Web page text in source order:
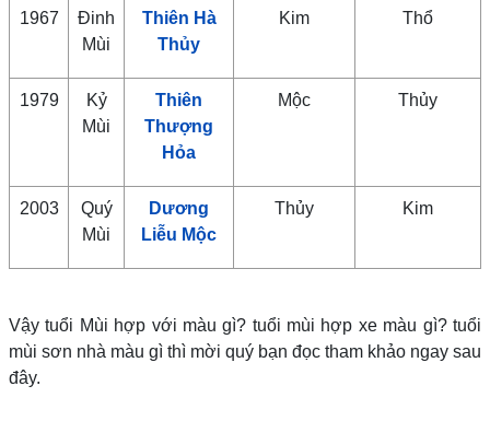
1967
Đinh
Mùi
Thiên Hà
Thủy
Kim Thổ
1979
Kỷ
Mùi
Thiên
Thượng
Hỏa
Mộc Thủy
2003
Quý
Mùi
Dương
Liễu Mộc
Thủy Kim
Vậy tuổi Mùi hợp với màu gì? tuổi mùi hợp xe màu gì? tuổi
mùi sơn nhà màu gì thì mời quý bạn đọc tham khảo ngay sau
đây.